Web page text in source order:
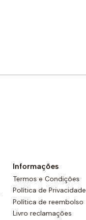
Informações
Termos e Condições
Política de Privacidade
Política de reembolso
Livro reclamações